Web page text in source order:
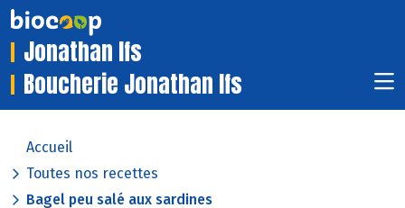
Jonathan Ifs
Boucherie Jonathan Ifs
Accueil
Toutes nos recettes
Bagel peu salé aux sardines